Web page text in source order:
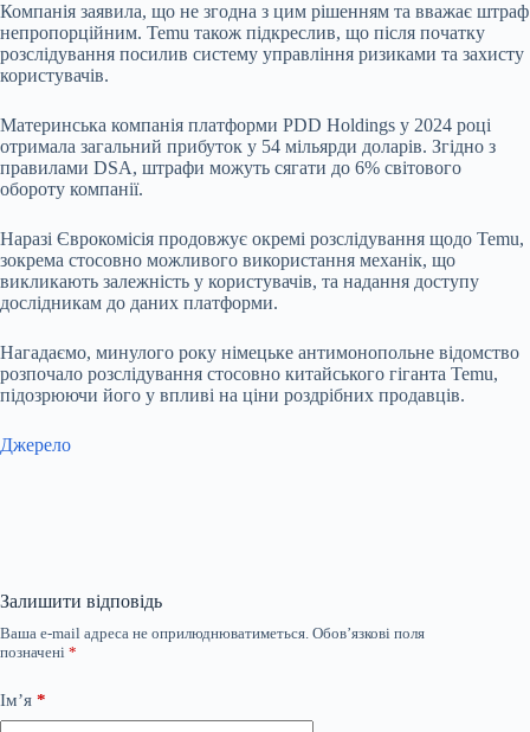
Компанія заявила, що не згодна з цим рішенням та вважає штраф
непропорційним. Temu також підкреслив, що після початку
розслідування посилив систему управління ризиками та захисту
користувачів.
Материнська компанія платформи PDD Holdings у 2024 році
отримала загальний прибуток у 54 мільярди доларів. Згідно з
правилами DSA, штрафи можуть сягати до 6% світового
обороту компанії.
Наразі Єврокомісія продовжує окремі розслідування щодо Temu,
зокрема стосовно можливого використання механік, що
викликають залежність у користувачів, та надання доступу
дослідникам до даних платформи.
Нагадаємо, минулого року німецьке антимонопольне відомство
розпочало розслідування стосовно китайського гіганта Temu,
підозрюючи його у впливі на ціни роздрібних продавців.
Джерело
Залишити відповідь
Ваша e-mail адреса не оприлюднюватиметься. Обов’язкові поля
позначені *
Ім’я *